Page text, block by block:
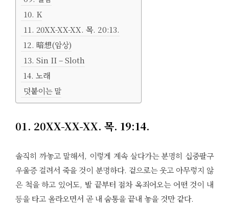
10. K
11. 20XX-XX-XX. 목. 20:13.
12. 暗想(암상)
13. Sin II – Sloth
14. 노래
덧붙이는 말
01. 20XX-XX-XX. 목. 19:14.
솔직히 까놓고 말해서, 이렇게 계속 살다가는 분명히 십중팔구
우울증 걸려서 죽을 것이 분명하다. 겉으로는 웃고 아무렇지 않
은 척을 하고 있어도, 발 끝부터 점차 옥죄어오는 어떤 것이 내
등을 타고 올라오면서 곧 내 숨통을 끝내 놓을 것만 같다.